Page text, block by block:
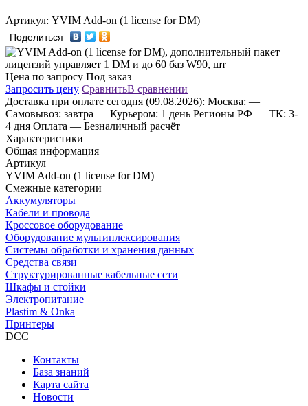
Артикул: YVIM Add-on (1 license for DM)
Поделиться
Цена по запросу Под заказ
Запросить цену СравнитьВ сравнении
Доставка при оплате сегодня (09.08.2026): Москва: —
Самовывоз: завтра — Курьером: 1 день Регионы РФ — ТК: 3-
4 дня Оплата — Безналичный расчёт
Характеристики
Общая информация
Артикул
YVIM Add-on (1 license for DM)
Смежные категории
Аккумуляторы
Кабели и провода
Кроссовое оборудование
Оборудование мультиплексирования
Системы обработки и хранения данных
Средства связи
Структурированные кабельные сети
Шкафы и стойки
Электропитание
Plastim & Onka
Принтеры
DCC
Контакты
База знаний
Карта сайта
Новости